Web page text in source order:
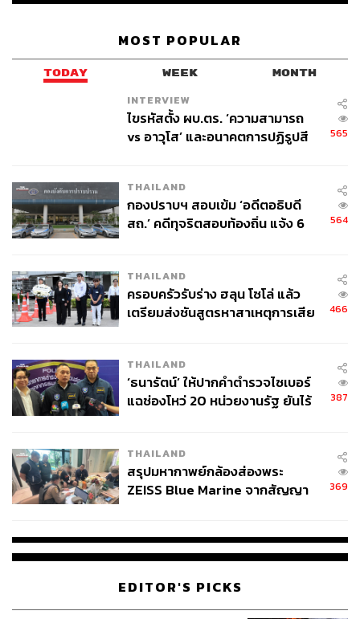
729
ABOUT THE AUTHOR
THE STANDARD TEAM
MOST POPULAR
TODAY WEEK MONTH
INTERVIEW
ไขรหัสตั้ง ผบ.ตร. ‘ความสามารถ
vs อาวุโส’ และอนาคตการปฏิรูปสี
565
THAILAND
กองปราบฯ สอบเข้ม ‘อดีตอธิบดี
สถ.’ คดีทุจริตสอบท้องถิ่น แจ้ง 6
564
THAILAND
ครอบครัวรับร่าง ฮลุน โซโล่ แล้ว
เตรียมส่งชันสูตรหาสาเหตุการเสีย
466
THAILAND
‘ธนารัตน์’ ให้ปากคำตำรวจไซเบอร์
แฉช่องโหว่ 20 หน่วยงานรัฐ ยันไร้
387
THAILAND
สรุปมหากาพย์กล้องส่องพระ
ZEISS Blue Marine จากสัญญา
จ่ายหนี้-แอบระบุแบรนด์
369
EDITOR'S PICKS